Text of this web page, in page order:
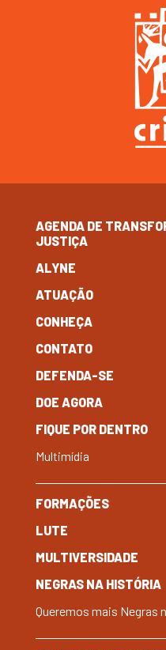
AGENDA DE
JUSTIÇA
ALYNE
ATUAÇÃO
CONHEÇA
CONTATO
DEFENDA-SE
DOE AGORA
FIQUE POR DENTRO
Multimídia
FORMAÇÕES
LUTE
MULTIVERSIDADE
NEGRAS NA HISTÓRIA
Queremos mais Negras